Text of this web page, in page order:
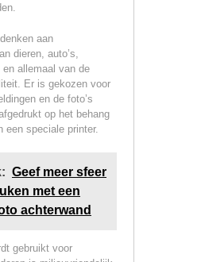
aan
dieren, auto’s,
allemaal van de
Er is gekozen voor
en de foto’s
op het behang
een speciale printer.
Geef meer sfeer
met een
achterwand
gebruikt voor